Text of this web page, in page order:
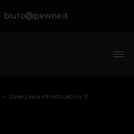
biuro@pewne.it
> Dzierżawa infrastruktury IT